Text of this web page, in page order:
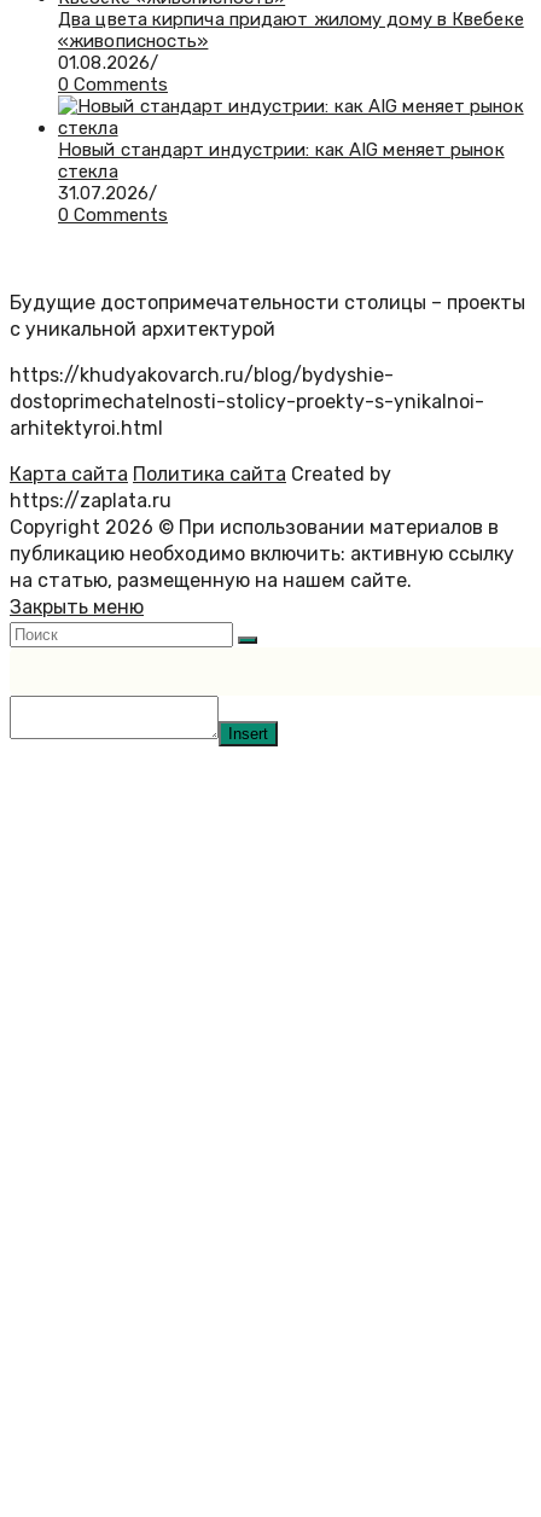
Два цвета кирпича придают жилому дому в Квебеке
«живописность»
01.08.2026/
0 Comments
Новый стандарт индустрии: как AIG меняет рынок
стекла
31.07.2026/
0 Comments
Будущие достопримечательности столицы – проекты
с уникальной архитектурой
https://khudyakovarch.ru/blog/bydyshie-
dostoprimechatelnosti-stolicy-proekty-s-ynikalnoi-
arhitektyroi.html
Карта сайта Политика сайта Created by
https://zaplata.ru
Copyright 2026 © При использовании материалов в
публикацию необходимо включить: активную ссылку
на статью, размещенную на нашем сайте.
Закрыть меню
Insert